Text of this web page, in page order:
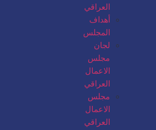
العراقي
أهداف
المجلس
لجان
مجلس
الاعمال
العراقي
مجلس
الاعمال
العراقي